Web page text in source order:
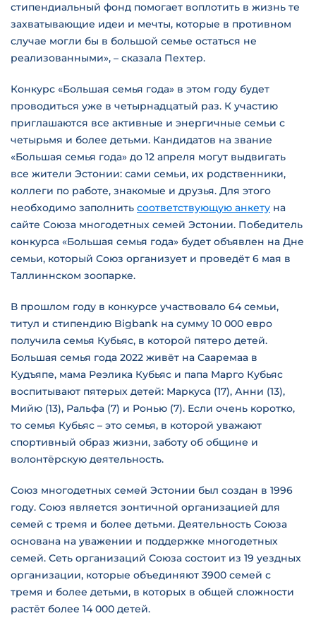
стипендиальный фонд помогает воплотить в жизнь те
захватывающие идеи и мечты, которые в противном
случае могли бы в большой семье остаться не
реализованными», – сказала Пехтер.
Конкурс «Большая семья года» в этом году будет
проводиться уже в четырнадцатый раз. К участию
приглашаются все активные и энергичные семьи с
четырьмя и более детьми. Кандидатов на звание
«Большая семья года» до 12 апреля могут выдвигать
все жители Эстонии: сами семьи, их родственники,
коллеги по работе, знакомые и друзья. Для этого
необходимо заполнить соответствующую анкету на
сайте Союза многодетных семей Эстонии. Победитель
конкурса «Большая семья года» будет объявлен ​​на Дне
семьи, который Союз организует и проведёт 6 мая в
Таллиннском зоопарке.
В прошлом году в конкурсе участвовало 64 семьи,
титул и стипендию Bigbank на сумму 10 000 евро
получила семья Кубьяс, в которой пятеро детей.
Большая семья года 2022 живёт на Сааремаа в
Кудъяпе, мама Реэлика Кубьяс и папа Марго Кубьяс
воспитывают пятерых детей: Маркуса (17), Анни (13),
Мийю (13), Ральфа (7) и Ронью (7). Если очень коротко,
то семья Кубьяс – это семья, в которой уважают
спортивный образ жизни, заботу об общине и
волонтёрскую деятельность.
Союз многодетных семей Эстонии был создан в 1996
году. Союз является зонтичной организацией для
семей с тремя и более детьми. Деятельность Союза
основана на уважении и поддержке многодетных
семей. Сеть организаций Союза состоит из 19 уездных
организации, которые объединяют 3900 семей с
тремя и более детьми, в которых в общей сложности
растёт более 14 000 детей.